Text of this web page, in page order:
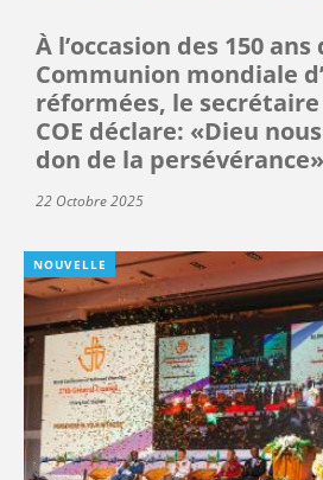
À l’occasion des 150 ans
Communion mondiale
réformées, le
COE déclare: «Dieu
don de la persévérance»
22 Octobre 2025
NOUVELLE